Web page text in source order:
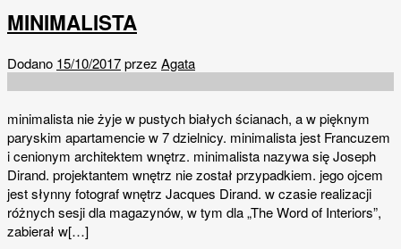
MINIMALISTA
Dodano 15/10/2017przez Agata
minimalista nie żyje w pustych białych ścianach, a w pięknym
paryskim apartamencie w 7 dzielnicy. minimalista jest Francuzem
i cenionym architektem wnętrz. minimalista nazywa się Joseph
Dirand. projektantem wnętrz nie został przypadkiem. jego ojcem
jest słynny fotograf wnętrz Jacques Dirand. w czasie realizacji
różnych sesji dla magazynów, w tym dla „The Word of Interiors”,
zabierał w[…]